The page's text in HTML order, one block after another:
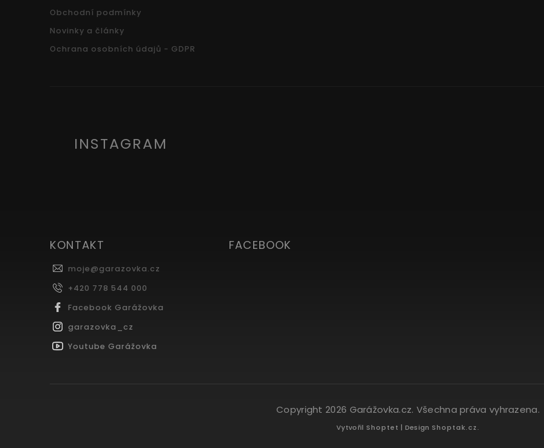
Obchodní podmínky
Novinky a články
Ochrana osobních údajů - GDPR
INSTAGRAM
KONTAKT
moje@garazovka.cz
+420 778 544 000
Facebook Garážovka
garazovka_cz
Youtube Garážovka
FACEBOOK
Copyright 2026 Garážovka.cz. Všechna práva vyhrazena.
Vytvořil Shoptet | Design Shoptak.cz.